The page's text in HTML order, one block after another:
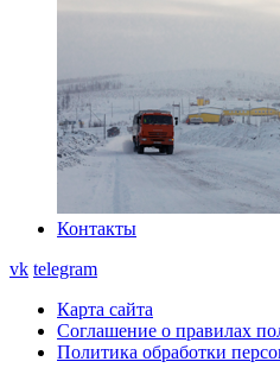
Контакты
vk telegram
Карта сайта
Соглашение о правилах
Политика обработки